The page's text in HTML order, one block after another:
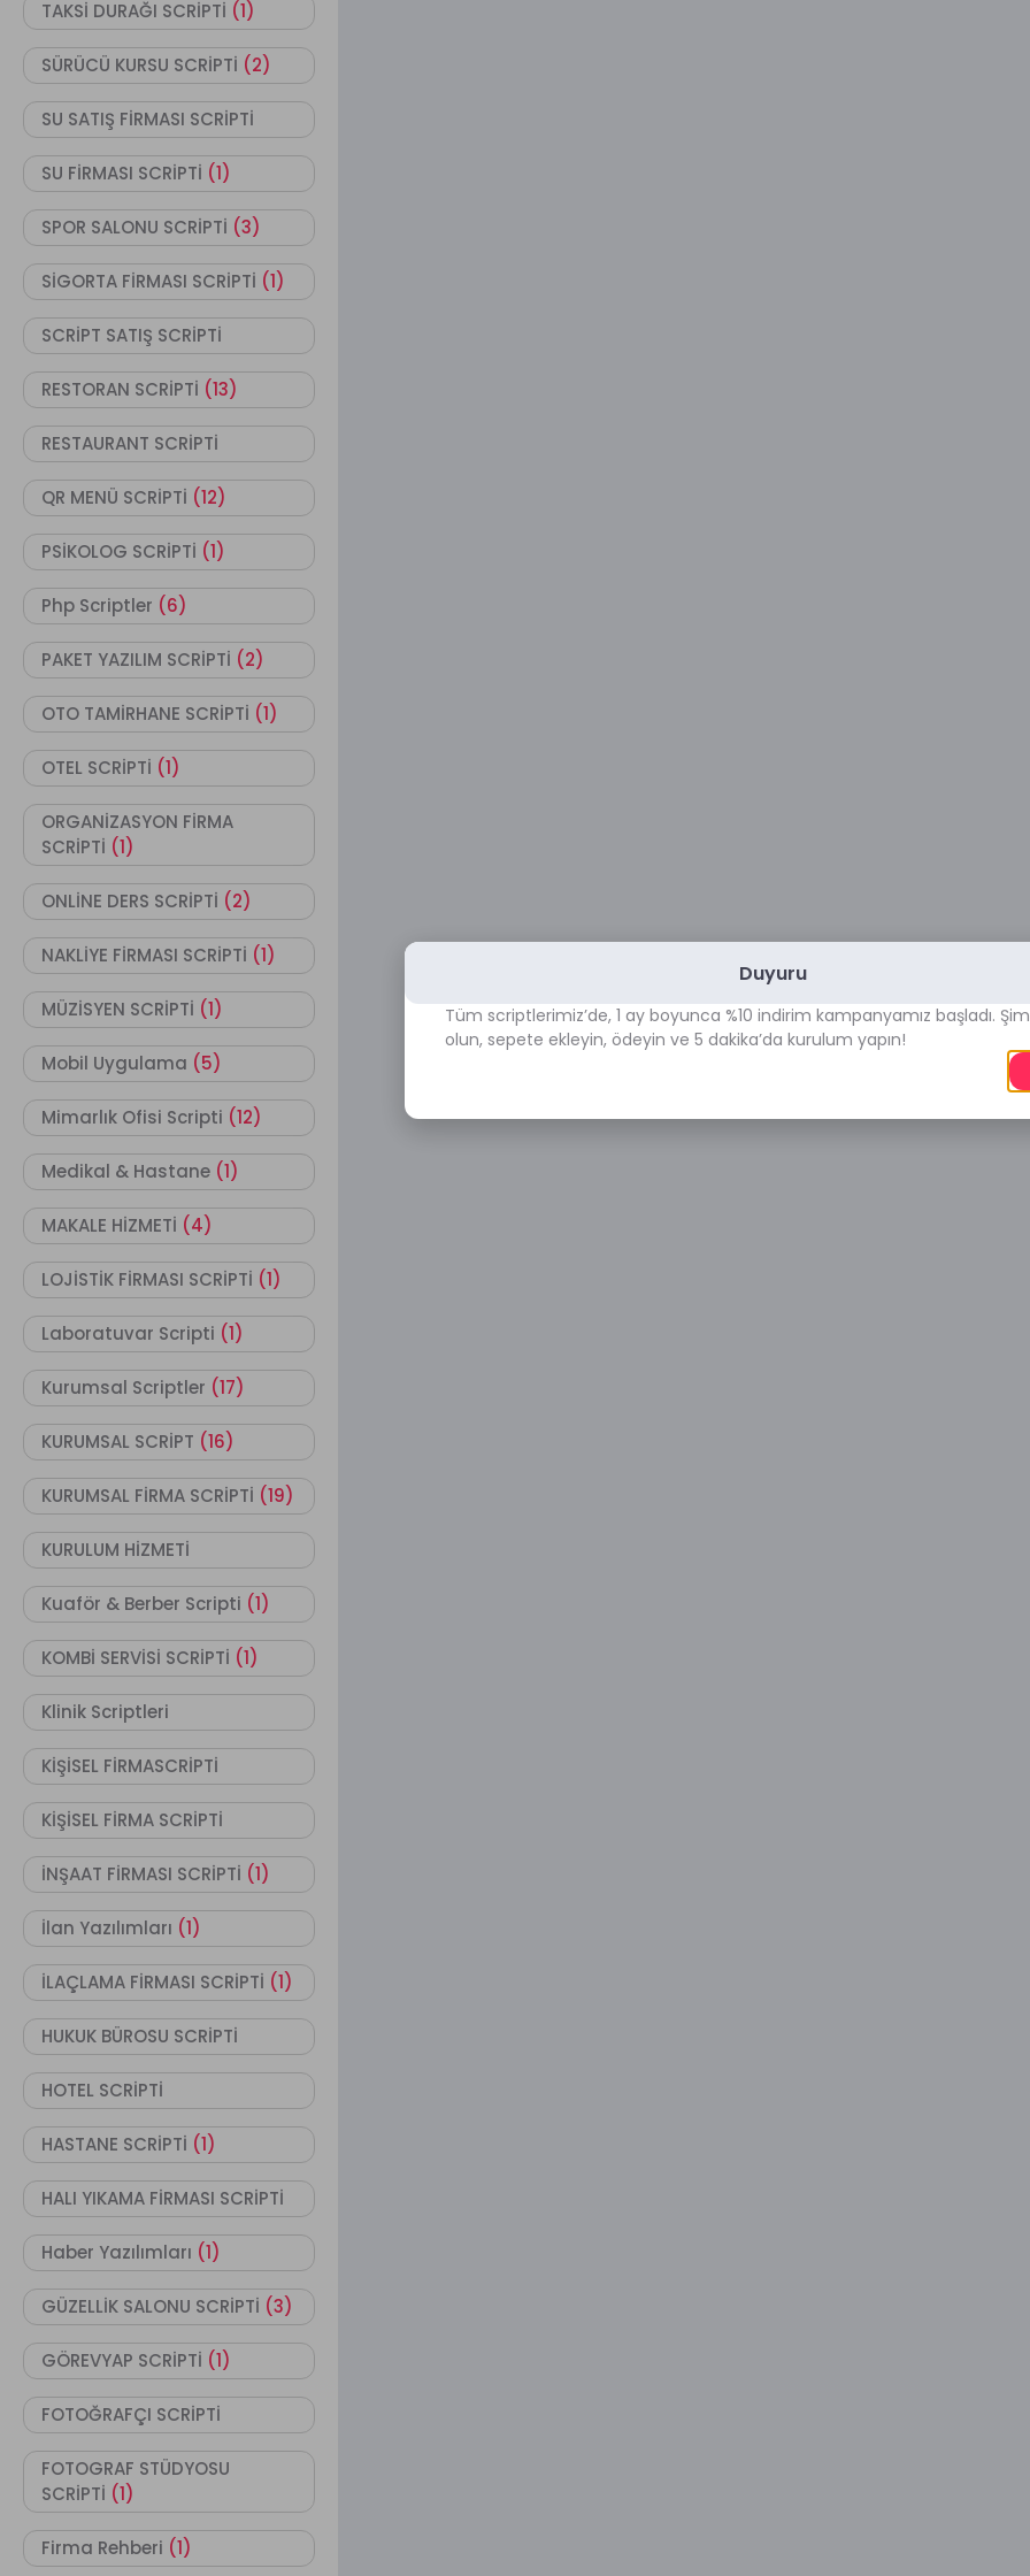
TAKSİ DURAĞI SCRİPTİ (1)
SÜRÜCÜ KURSU SCRİPTİ (2)
SU SATIŞ FİRMASI SCRİPTİ
SU FİRMASI SCRİPTİ (1)
SPOR SALONU SCRİPTİ (3)
SİGORTA FİRMASI SCRİPTİ (1)
SCRİPT SATIŞ SCRİPTİ
RESTORAN SCRİPTİ (13)
RESTAURANT SCRİPTİ
QR MENÜ SCRİPTİ (12)
PSİKOLOG SCRİPTİ (1)
Php Scriptler (6)
PAKET YAZILIM SCRİPTİ (2)
OTO TAMİRHANE SCRİPTİ (1)
OTEL SCRİPTİ (1)
ORGANİZASYON FİRMA
SCRİPTİ (1)
ONLİNE DERS SCRİPTİ (2)
NAKLİYE FİRMASI SCRİPTİ (1)
MÜZİSYEN SCRİPTİ (1)
Mobil Uygulama (5)
Mimarlık Ofisi Scripti (12)
Medikal & Hastane (1)
MAKALE HİZMETİ (4)
LOJİSTİK FİRMASI SCRİPTİ (1)
Laboratuvar Scripti (1)
Kurumsal Scriptler (17)
KURUMSAL SCRİPT (16)
KURUMSAL FİRMA SCRİPTİ (19)
KURULUM HİZMETİ
Kuaför & Berber Scripti (1)
KOMBİ SERVİSİ SCRİPTİ (1)
Klinik Scriptleri
KİŞİSEL FİRMASCRİPTİ
KİŞİSEL FİRMA SCRİPTİ
İNŞAAT FİRMASI SCRİPTİ (1)
İlan Yazılımları (1)
İLAÇLAMA FİRMASI SCRİPTİ (1)
HUKUK BÜROSU SCRİPTİ
HOTEL SCRİPTİ
HASTANE SCRİPTİ (1)
HALI YIKAMA FİRMASI SCRİPTİ
Haber Yazılımları (1)
GÜZELLİK SALONU SCRİPTİ (3)
GÖREVYAP SCRİPTİ (1)
FOTOĞRAFÇI SCRİPTİ
FOTOGRAF STÜDYOSU
SCRİPTİ (1)
Firma Rehberi (1)
Duyuru
Tüm scriptlerimiz’de, 1 ay boyunca %10 indirim kampanyamız başladı.
olun, sepete ekleyin, ödeyin ve 5 dakika’da kurulum yapın!